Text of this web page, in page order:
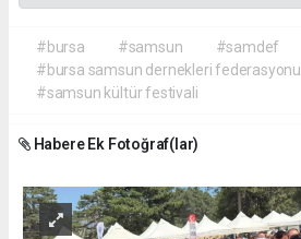
#bursa #samsun
#samdef
#bursa samsun dernekleri federasyonu
#samsun kültür festivali
Habere Ek Fotoğraf(lar)